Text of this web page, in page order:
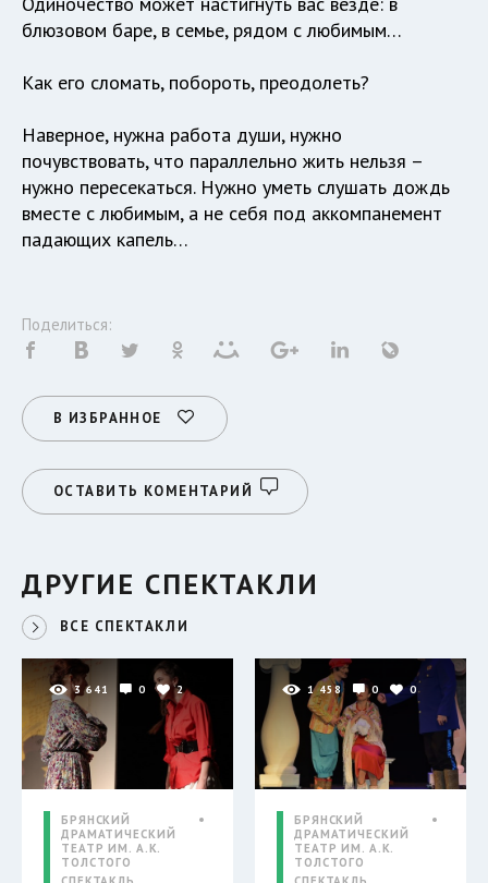
блюзовом баре, в семье, рядом с любимым…
Как его сломать, побороть, преодолеть?
Наверное, нужна работа души, нужно
почувствовать, что параллельно жить нельзя –
нужно пересекаться. Нужно уметь слушать дождь
вместе с любимым, а не себя под аккомпанемент
падающих капель…
Поделиться:
В ИЗБРАННОЕ
ОСТАВИТЬ КОМЕНТАРИЙ
ДРУГИЕ СПЕКТАКЛИ
ВСЕ СПЕКТАКЛИ
3 641 0 2
БРЯНСКИЙ
ДРАМАТИЧЕСКИЙ
ТЕАТР ИМ. А.К.
ТОЛСТОГО
1 458 0 0
БРЯНСКИЙ
ДРАМАТИЧЕСКИЙ
ТЕАТР ИМ. А.К.
ТОЛСТОГО